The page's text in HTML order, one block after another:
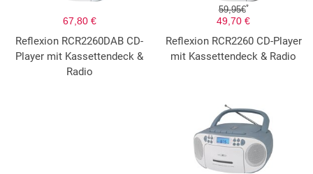
67,80 €
Reflexion RCR2260DAB CD-
Player mit Kassettendeck &
Radio
59,95€*
49,70 €
Reflexion RCR2260 CD-Player
mit Kassettendeck & Radio